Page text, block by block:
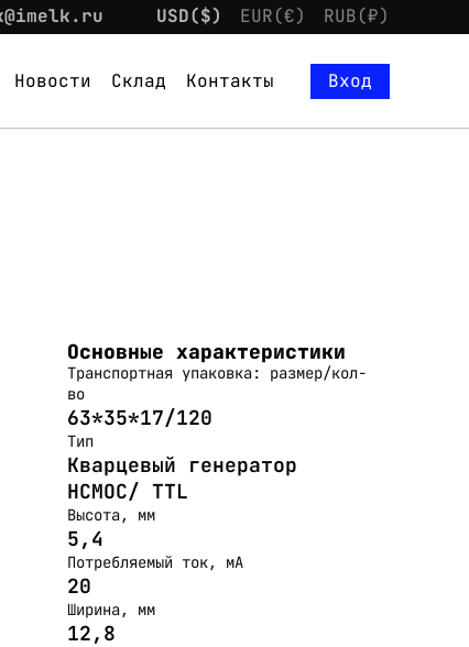
USD($) EUR(€) RUB(₽)
Новости Склад Контакты
Вход
Основные характеристики
Транспортная упаковка: размер/кол-
во
63*35*17/120
Тип
Кварцевый генератор
HCMOC/ TTL
Высота, мм
5,4
Потребляемый ток, мА
20
Ширина, мм
12,8